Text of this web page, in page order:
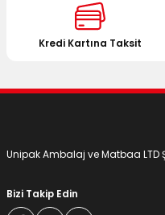
Kredi Kartına Taksit
Unipak Ambalaj ve Matbaa LTD
Bizi Takip Edin